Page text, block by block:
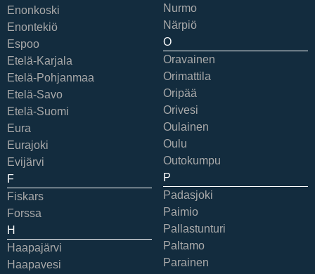
Enonkoski
Enontekiö
Espoo
Etelä-Karjala
Etelä-Pohjanmaa
Etelä-Savo
Etelä-Suomi
Eura
Eurajoki
Evijärvi
F
Fiskars
Forssa
H
Haapajärvi
Haapavesi
Nurmo
Närpiö
O
Oravainen
Orimattila
Oripää
Orivesi
Oulainen
Oulu
Outokumpu
P
Padasjoki
Paimio
Pallastunturi
Paltamo
Parainen